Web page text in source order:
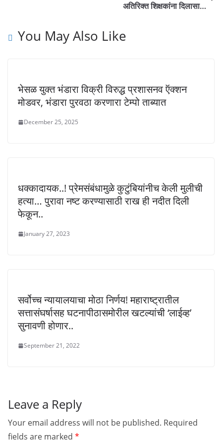
अतिरिक्त शिक्षकांना दिलासा…
You May Also Like
भेसळ युक्त भंडारा विक्री विरुद्ध प्रशासनव ऍक्शन
मोडवर, भंडारा पुरवठा करणारा टेम्पो ताब्यात
December 25, 2025
धक्कादायक..! प्रेमसंबंधामुळे कुटुंबियांनीच केली मुलीची
हत्या… पुरावा नष्ट करण्यासाठी राख ही नदीत दिली
फेकून..
January 27, 2023
सर्वोच्च न्यायालयाचा मोठा निर्णय! महाराष्ट्रातील
सत्तासंघर्षासह घटनापीठासमोरील खटल्यांची ‘लाईव्ह’
सुनावणी होणार..
September 21, 2022
Leave a Reply
Your email address will not be published. Required
fields are marked *